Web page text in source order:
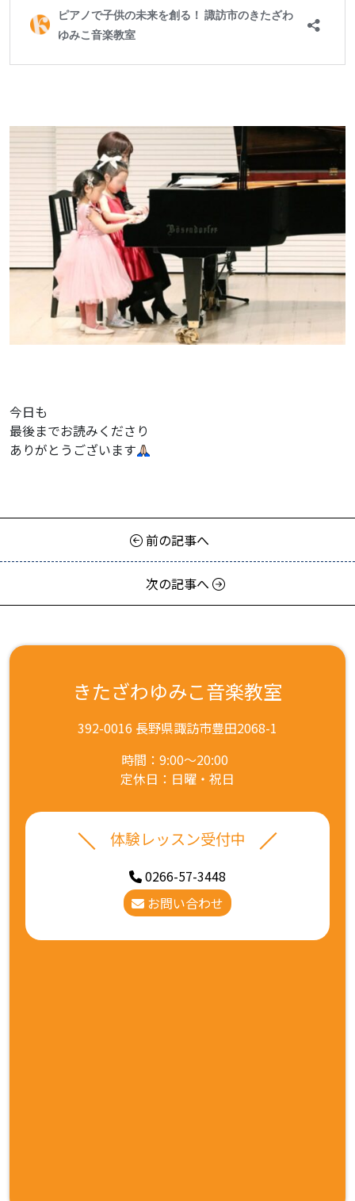
今日も
最後までお読みくださり
ありがとうございます
前の記事へ
次の記事へ
きたざわゆみこ音楽教室
392-0016 長野県諏訪市豊田2068-1
時間：9:00～20:00
定休日：日曜・祝日
体験レッスン受付中
0266-57-3448
お問い合わせ